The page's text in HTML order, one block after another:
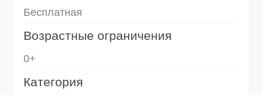
Бесплатная
Возрастные ограничения
0+
Категория